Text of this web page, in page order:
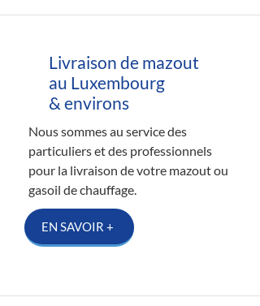
Livraison de mazout
au Luxembourg
& environs
Nous sommes au service des
particuliers et des professionnels
pour la livraison de votre mazout ou
gasoil de chauffage.
EN SAVOIR +